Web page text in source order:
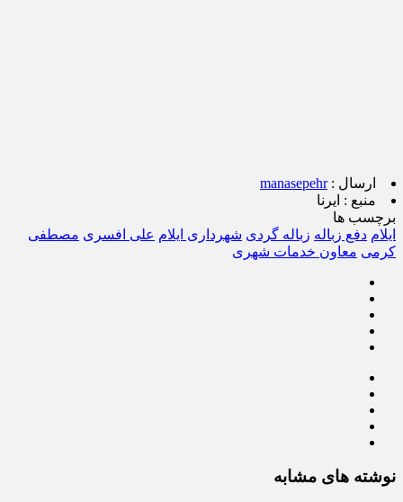
ارسال :manasepehr
منبع : ایرنا
برچسب ها
ایلام دفع زباله زباله گردی شهرداری ایلام علی افسری مصطفی
کرمی معاون خدمات شهری
نوشته های مشابه